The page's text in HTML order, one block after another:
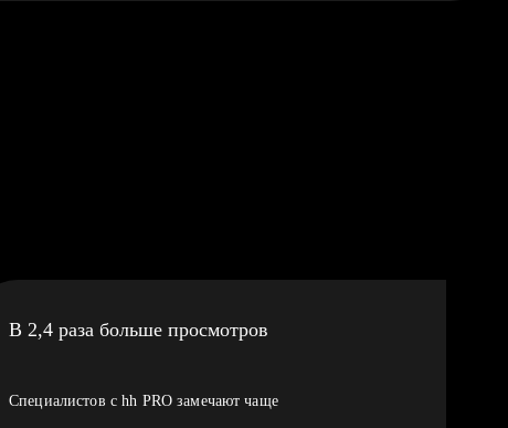
В 2,4 раза больше просмотров
Специалистов с hh PRO замечают чаще